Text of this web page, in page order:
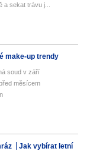
sekat trávu j...
make-up trendy
soud v září
měsícem
Jak vybírat letní